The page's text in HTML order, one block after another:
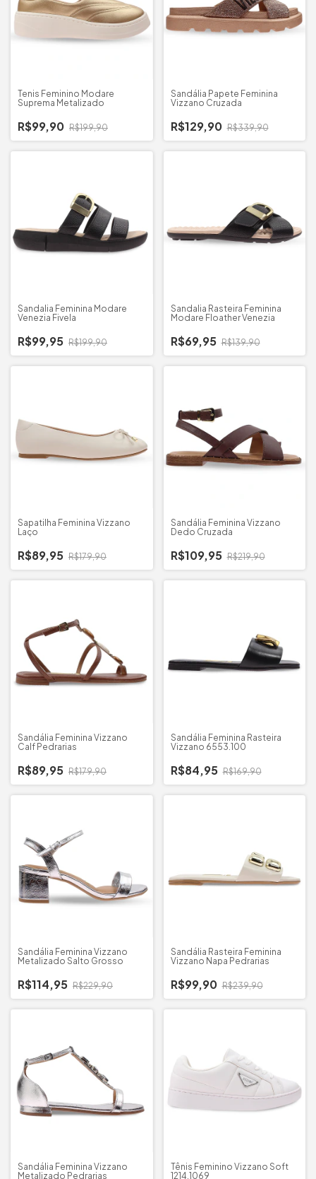
Tenis Feminino Modare
Suprema Metalizado
R$99,90 R$199,90
Sandália Papete Feminina
Vizzano Cruzada
R$129,90 R$339,90
Sandalia Feminina Modare
Venezia Fivela
R$99,95 R$199,90
Sandalia Rasteira Feminina
Modare Floather Venezia
R$69,95 R$139,90
Sapatilha Feminina Vizzano
Laço
R$89,95 R$179,90
Sandália Feminina Vizzano
Dedo Cruzada
R$109,95 R$219,90
Sandália Feminina Vizzano
Calf Pedrarias
R$89,95 R$179,90
Sandália Feminina Rasteira
Vizzano 6553.100
R$84,95 R$169,90
Sandália Feminina Vizzano
Metalizado Salto Grosso
R$114,95 R$229,90
Sandália Rasteira Feminina
Vizzano Napa Pedrarias
R$99,90 R$239,90
Sandália Feminina Vizzano
Metalizado Pedrarias
Tênis Feminino Vizzano Soft
1214.1069